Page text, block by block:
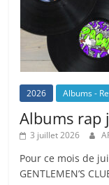
2026 Albums -
Albums rap
3 juillet 2026
Pour ce mois de
GENTLEMEN’S